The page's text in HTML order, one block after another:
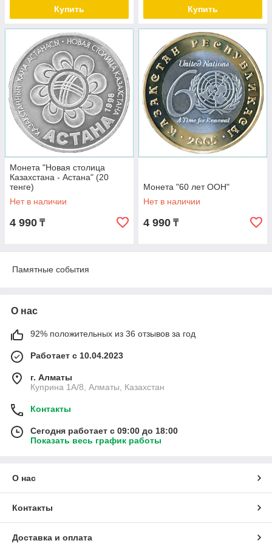
Купить Купить
Монета "Новая столица
Казахстана - Астана" (20
тенге)
Нет в наличии
4 990 ₸
Монета "60 лет ООН"
Нет в наличии
4 990 ₸
Памятные события
О нас
92% положительных из 36 отзывов за год
Работает с 10.04.2023
г. Алматы
Куприна 1A/8, Алматы, Казахстан
Контакты
Сегодня работает с 09:00 до 18:00
Показать весь график работы
О нас
Контакты
Доставка и оплата